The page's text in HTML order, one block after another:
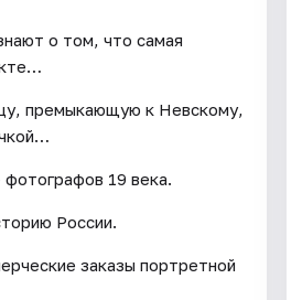
о том, что самая
премыкающую к Невскому,
фотографов 19 века.
России.
заказы портретной